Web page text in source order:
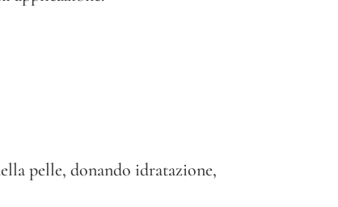
pelle, donando idratazione,